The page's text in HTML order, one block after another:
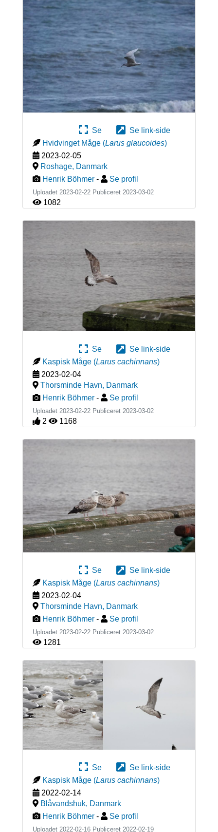
Se
Se link-side
Hvidvinget Måge (Larus glaucoides)
2023-02-05
Roshage, Danmark
Henrik Böhmer - Se profil
Uploadet 2023-02-22 Publiceret 2023-03-02
1082
Se
Se link-side
Kaspisk Måge (Larus cachinnans)
2023-02-04
Thorsminde Havn, Danmark
Henrik Böhmer - Se profil
Uploadet 2023-02-22 Publiceret 2023-03-02
2 1168
Se
Se link-side
Kaspisk Måge (Larus cachinnans)
2023-02-04
Thorsminde Havn, Danmark
Henrik Böhmer - Se profil
Uploadet 2023-02-22 Publiceret 2023-03-02
1281
Se
Se link-side
Kaspisk Måge (Larus cachinnans)
2022-02-14
Blåvandshuk, Danmark
Henrik Böhmer - Se profil
Uploadet 2022-02-16 Publiceret 2022-02-19